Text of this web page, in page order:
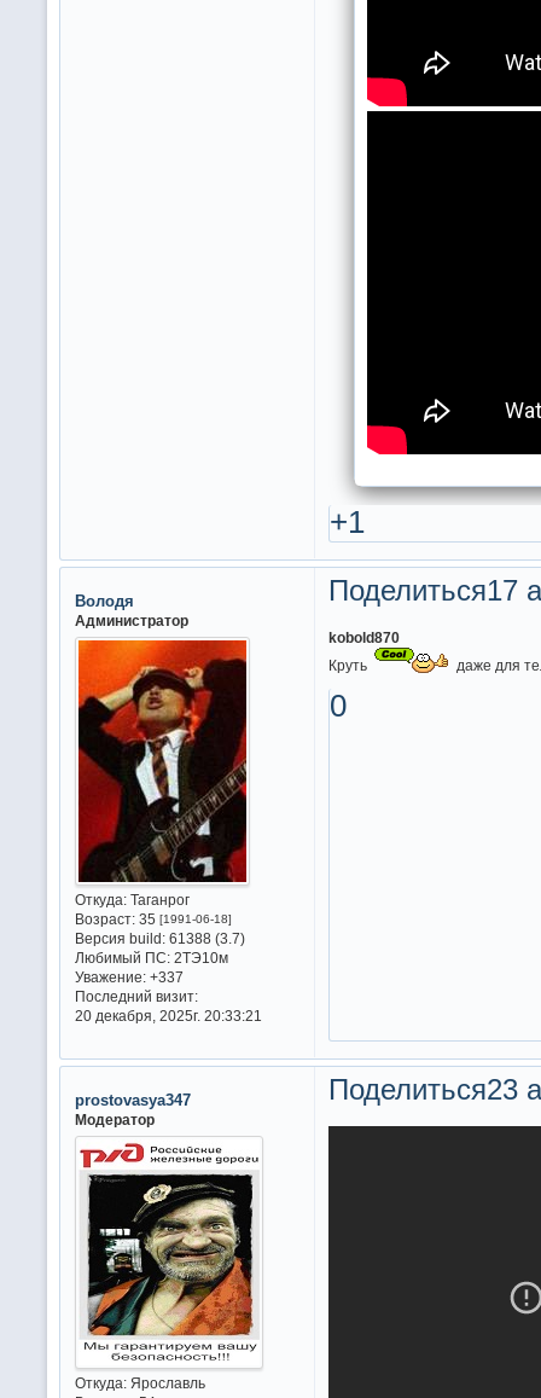
+1
Поделиться17
Володя
Администратор
Откуда:Таганрог
Возраст:35 [1991-06-18]
Версия build:61388 (3.7)
Любимый ПС:2ТЭ10м
Уважение: +337
Последний визит:
20 декабря, 2025г. 20:33:21
kobold870
Круть
даже для
0
Поделиться23
prostovasya347
Модератор
Откуда:Ярославль